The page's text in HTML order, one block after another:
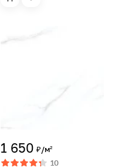
1 650 ₽/м²
10